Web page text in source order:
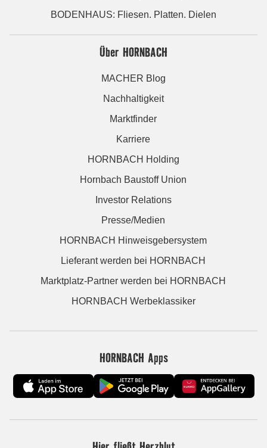
BODENHAUS: Fliesen. Platten. Dielen
Über HORNBACH
MACHER Blog
Nachhaltigkeit
Marktfinder
Karriere
HORNBACH Holding
Hornbach Baustoff Union
Investor Relations
Presse/Medien
HORNBACH Hinweisgebersystem
Lieferant werden bei HORNBACH
Marktplatz-Partner werden bei HORNBACH
HORNBACH Werbeklassiker
HORNBACH Apps